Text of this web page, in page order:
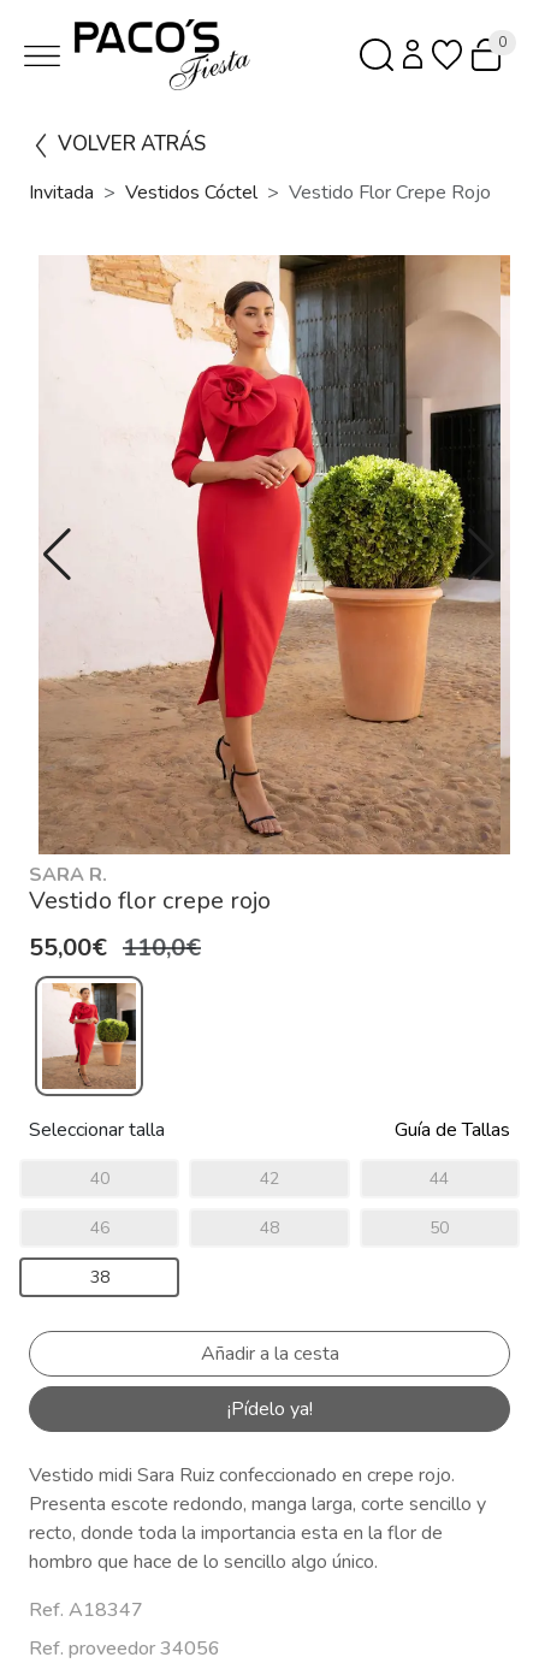
0
VOLVER ATRÁS
Invitada Vestidos Cóctel Vestido Flor Crepe Rojo
SARA R.
Vestido flor crepe rojo
55,00€ 110,0€
Seleccionar talla Guía de Tallas
40 42 44
46 48 50
38
¡Pídelo ya!
Vestido midi Sara Ruiz confeccionado en crepe rojo.
Presenta escote redondo, manga larga, corte sencillo y
recto, donde toda la importancia esta en la flor de
hombro que hace de lo sencillo algo único.
Ref. A18347
Ref. proveedor 34056